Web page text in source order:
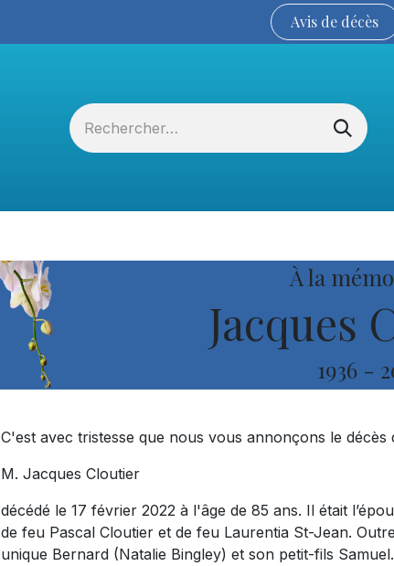
Avis de décès
À la
Jacques
1936 -
C'est avec tristesse que nous vous annonçons le décès
M. Jacques Cloutier
décédé le 17 février 2022 à l'âge de 85 ans. Il était
de feu Pascal Cloutier et de feu Laurentia St-Jean.
unique Bernard (Natalie Bingley) et son petit-fils